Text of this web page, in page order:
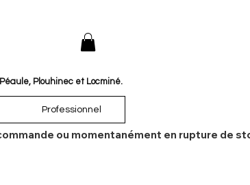
Plouhinec et Locminé.
Professionnel
ou momentanément en rupture de